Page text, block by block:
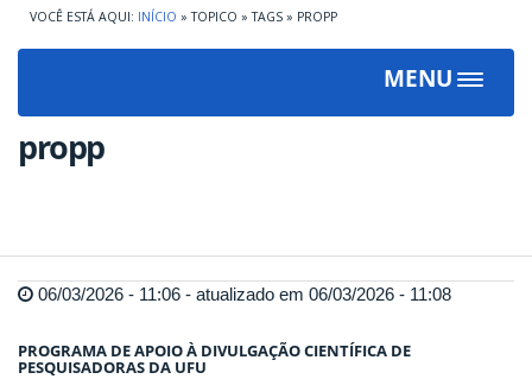
INÍCIO » TOPICO » TAGS » PROPP
MENU
Toggle
propp
06/03/2026 - 11:06 - atualizado em 06/03/2026 - 11:08
PROGRAMA DE APOIO À DIVULGAÇÃO CIENTÍFICA DE
PESQUISADORAS DA UFU